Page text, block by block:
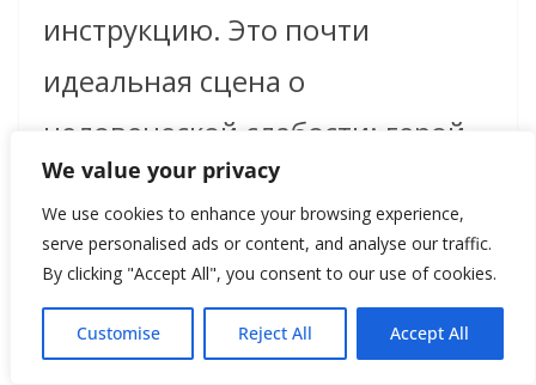
We value your privacy
We use cookies to enhance your browsing experience,
serve personalised ads or content, and analyse our traffic.
By clicking "Accept All", you consent to our use of cookies.
Customise Reject All Accept All
инструкцию. Это почти
идеальная сцена о
человеческой слабости: герой
заранее знает, что в момент
соблазна сам себе доверять не
сможет. Поэтому создаёт
правило до того, как потеряет